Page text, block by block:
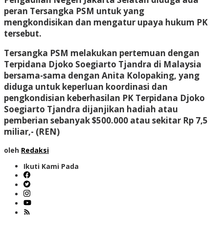
peran Tersangka PSM untuk yang
mengkondisikan dan mengatur upaya hukum PK
tersebut.
Tersangka PSM melakukan pertemuan dengan
Terpidana Djoko Soegiarto Tjandra di Malaysia
bersama-sama dengan Anita Kolopaking, yang
diduga untuk keperluan koordinasi dan
pengkondisian keberhasilan PK Terpidana Djoko
Soegiarto Tjandra dijanjikan hadiah atau
pemberian sebanyak $500.000 atau sekitar Rp 7,5
miliar,- (REN)
oleh Redaksi
Ikuti Kami Pada